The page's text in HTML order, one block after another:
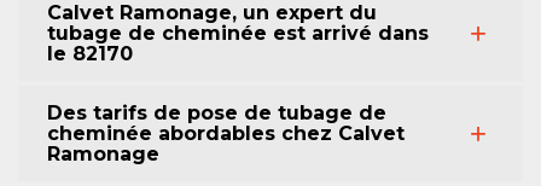
Calvet Ramonage, un expert du
tubage de cheminée est arrivé dans
le 82170
Des tarifs de pose de tubage de
cheminée abordables chez Calvet
Ramonage